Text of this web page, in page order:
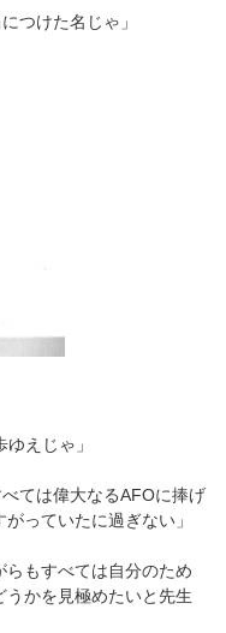
つけた名じゃ」
えじゃ」
ては偉大なるAFOに捧げ
っていたに過ぎない」
もすべては自分のため
かを見極めたいと先生